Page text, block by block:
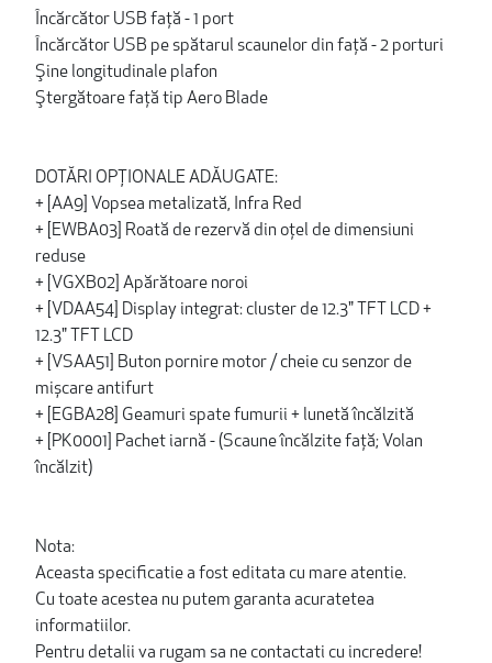
Încărcător USB faţă - 1 port
Încărcător USB pe spătarul scaunelor din faţă - 2 porturi
Şine longitudinale plafon
Ştergătoare faţă tip Aero Blade
DOTĂRI OPȚIONALE ADĂUGATE:
+ [AA9] Vopsea metalizată, Infra Red
+ [EWBA03] Roată de rezervă din oţel de dimensiuni
reduse
+ [VGXB02] Apărătoare noroi
+ [VDAA54] Display integrat: cluster de 12.3" TFT LCD +
12.3" TFT LCD
+ [VSAA51] Buton pornire motor / cheie cu senzor de
mișcare antifurt
+ [EGBA28] Geamuri spate fumurii + lunetă încălzită
+ [PK0001] Pachet iarnă - (Scaune încălzite faţă; Volan
încălzit)
Nota:
Aceasta specificatie a fost editata cu mare atentie.
Cu toate acestea nu putem garanta acuratetea
informatiilor.
Pentru detalii va rugam sa ne contactati cu incredere!